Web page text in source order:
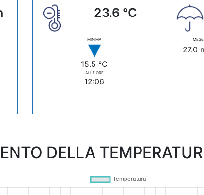
23.6 °C
MINIMA
15.5 °C
ALLE ORE
12:06
MESE
27.0
DELLA